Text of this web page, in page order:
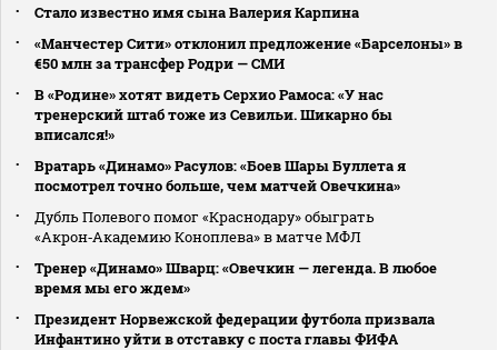
Стало известно имя сына Валерия Карпина
«Манчестер Сити» отклонил предложение «Барселоны» в
€50 млн за трансфер Родри — СМИ
В «Родине» хотят видеть Серхио Рамоса: «У нас
тренерский штаб тоже из Севильи. Шикарно бы
вписался!»
Вратарь «Динамо» Расулов: «Боев Шары Буллета я
посмотрел точно больше, чем матчей Овечкина»
Дубль Полевого помог «Краснодару» обыграть
«Акрон‑Академию Коноплева» в матче МФЛ
Тренер «Динамо» Шварц: «Овечкин — легенда. В любое
время мы его ждем»
Президент Норвежской федерации футбола призвала
Инфантино уйти в отставку с поста главы ФИФА